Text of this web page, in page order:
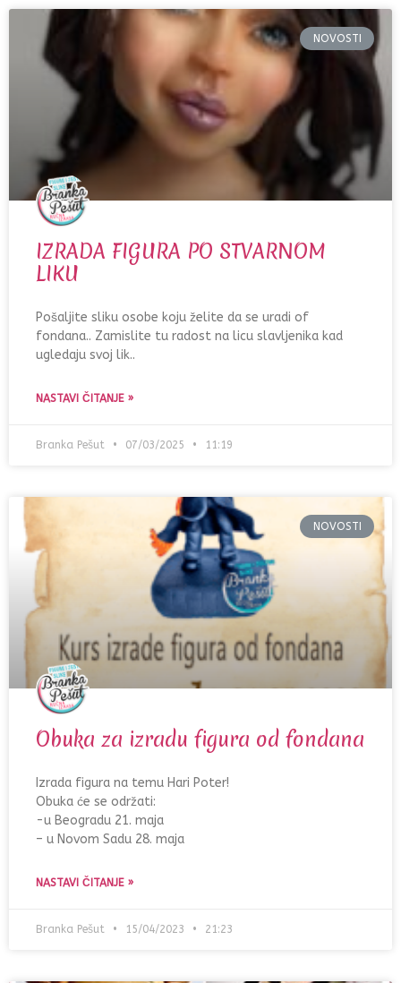
NOVOSTI
IZRADA FIGURA PO STVARNOM
LIKU
Pošaljite sliku osobe koju želite da se uradi of
fondana.. Zamislite tu radost na licu slavljenika kad
ugledaju svoj lik..
NASTAVI ČITANJE »
Branka Pešut 07/03/2025 11:19
NOVOSTI
Obuka za izradu figura od fondana
Izrada figura na temu Hari Poter!
Obuka će se održati:
-u Beogradu 21. maja
– u Novom Sadu 28. maja
NASTAVI ČITANJE »
Branka Pešut 15/04/2023 21:23